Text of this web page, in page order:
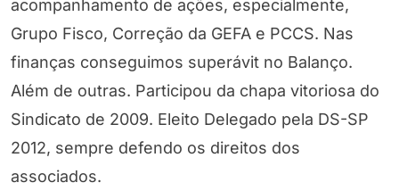
acompanhamento de ações, especialmente,
Grupo Fisco, Correção da GEFA e PCCS. Nas
finanças conseguimos superávit no Balanço.
Além de outras. Participou da chapa vitoriosa do
Sindicato de 2009. Eleito Delegado pela DS-SP
2012, sempre defendo os direitos dos
associados.